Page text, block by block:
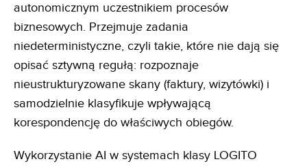
autonomicznym uczestnikiem procesów
biznesowych. Przejmuje zadania
niedeterministyczne, czyli takie, które nie dają się
opisać sztywną regułą: rozpoznaje
nieustrukturyzowane skany (faktury, wizytówki) i
samodzielnie klasyfikuje wpływającą
korespondencję do właściwych obiegów.
Wykorzystanie AI w systemach klasy LOGITO